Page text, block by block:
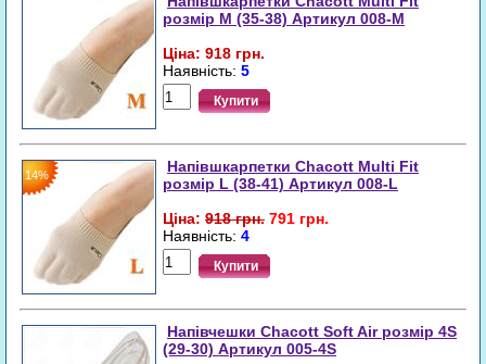
розмір M (35-38) Артикул 008-M
Ціна: 918 грн.
Наявність: 5
Купити
14%
Напівшкарпетки Chacott Multi Fit
розмір L (38-41) Артикул 008-L
Ціна: 918 грн. 791 грн.
Наявність: 4
Купити
Напівчешки Chacott Soft Air розмір 4S
(29-30) Артикул 005-4S